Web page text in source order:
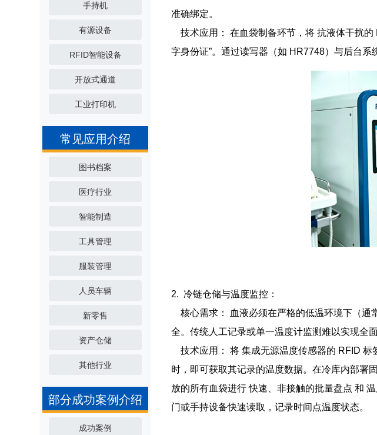
手持机
有源设备
RFID智能设备
开放式通道
工业打印机
常见应用介绍
图书档案
医疗行业
智能制造
工具管理
服装管理
人员车辆
新零售
资产仓储
其他行业
部分成功案例介绍
成功案例
准确绑定。
技术应用： 在血袋制备环节，将 抗液体干扰的
字身份证”。通过读写器（如 HR7748）与后台系
2. 冷链仓储与温度监控：
核心需求： 血液必须在严格的低温环境下（通
全。传统人工记录或单一温度计监测难以实现全
技术应用： 将 集成无源温度传感器的 RFID 标
时，即可获取其记录的温度数据。在冷库内部署
放的所有血袋进行 快速、非接触的批量盘点 和
门或手持设备快速读取，记录时间点温度状态。